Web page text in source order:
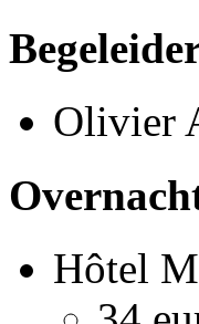
Olivier
Hôtel